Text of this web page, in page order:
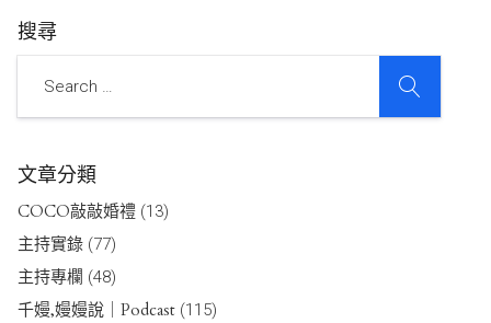
搜尋
文章分類
COCO敲敲婚禮 (13)
主持實錄 (77)
主持專欄 (48)
千嫚,嫚嫚說｜Podcast (115)